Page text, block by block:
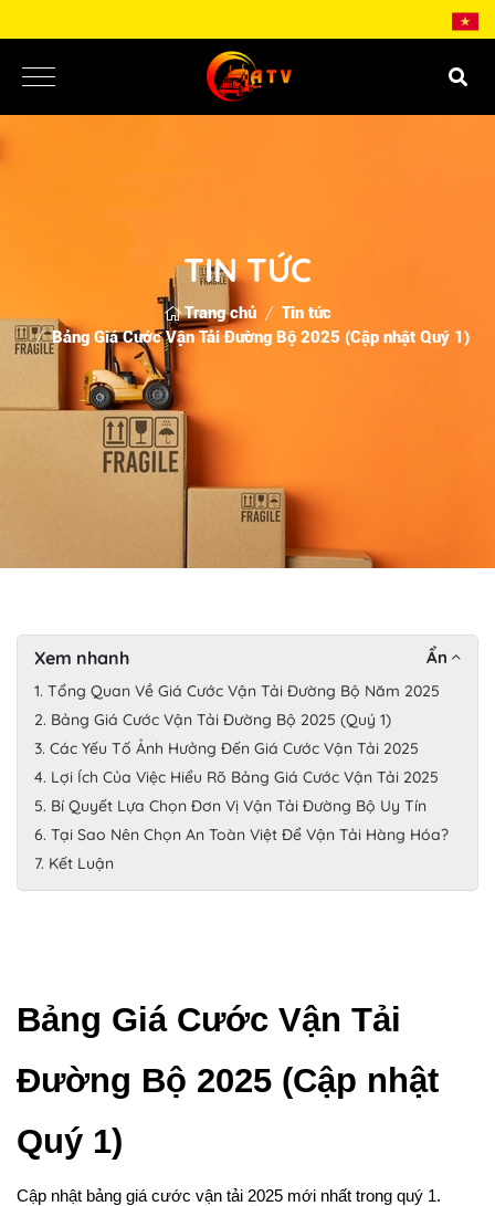
TIN TỨC
Trang chủ
Tin tức
Bảng Giá Cước Vận Tải Đường Bộ 2025 (Cập nhật Quý 1)
Xem nhanh Ẩn
1. Tổng Quan Về Giá Cước Vận Tải Đường Bộ Năm 2025
2. Bảng Giá Cước Vận Tải Đường Bộ 2025 (Quý 1)
3. Các Yếu Tố Ảnh Hưởng Đến Giá Cước Vận Tải 2025
4. Lợi Ích Của Việc Hiểu Rõ Bảng Giá Cước Vận Tải 2025
5. Bí Quyết Lựa Chọn Đơn Vị Vận Tải Đường Bộ Uy Tín
6. Tại Sao Nên Chọn An Toàn Việt Để Vận Tải Hàng Hóa?
7. Kết Luận
Bảng Giá Cước Vận Tải
Đường Bộ 2025 (Cập nhật
Quý 1)
Cập nhật bảng giá cước vận tải 2025 mới nhất trong quý 1.